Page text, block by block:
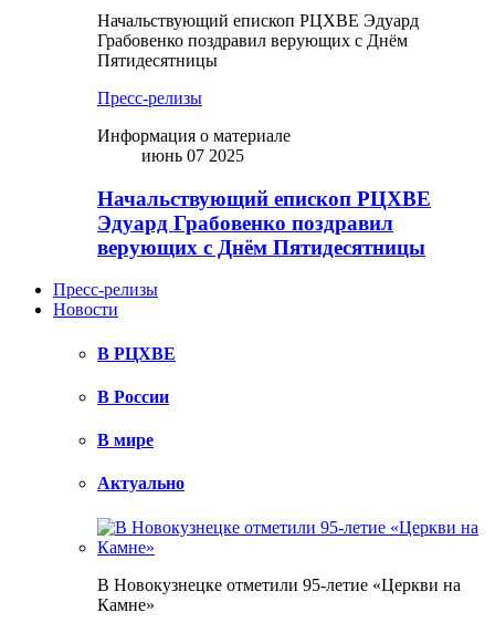
Начальствующий епископ РЦХВЕ Эдуард
Грабовенко поздравил верующих с Днём
Пятидесятницы
Пресс-релизы
Информация о материале
июнь 07 2025
Начальствующий епископ РЦХВЕ
Эдуард Грабовенко поздравил
верующих с Днём Пятидесятницы
Пресс-релизы
Новости
В РЦХВЕ
В России
В мире
Актуально
В Новокузнецке отметили 95-летие «Церкви на
Камне»